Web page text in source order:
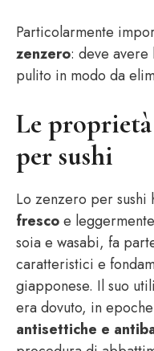
Particolarmente
zenzero: deve
pulito in modo da
Le
per sushi
Lo zenzero per sushi
frescoe leggermente
soia e wasabi, fa
caratteristici e
giapponese. Il suo
era dovuto, in
antisettiche e